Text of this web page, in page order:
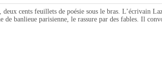
cents feuillets de poésie sous le bras. L’écrivain
de banlieue parisienne, le rassure par des fables. Il